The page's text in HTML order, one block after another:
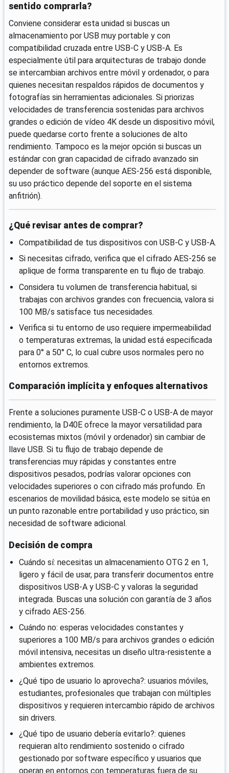
sentido comprarla?
Conviene considerar esta unidad si buscas un
almacenamiento por USB muy portable y con
compatibilidad cruzada entre USB-C y USB-A. Es
especialmente útil para arquitecturas de trabajo donde
se intercambian archivos entre móvil y ordenador, o para
quienes necesitan respaldos rápidos de documentos y
fotografías sin herramientas adicionales. Si priorizas
velocidades de transferencia sostenidas para archivos
grandes o edición de vídeo 4K desde un dispositivo móvil,
puede quedarse corto frente a soluciones de alto
rendimiento. Tampoco es la mejor opción si buscas un
estándar con gran capacidad de cifrado avanzado sin
depender de software (aunque AES-256 está disponible,
su uso práctico depende del soporte en el sistema
anfitrión).
¿Qué revisar antes de comprar?
Compatibilidad de tus dispositivos con USB-C y USB-A.
Si necesitas cifrado, verifica que el cifrado AES-256 se
aplique de forma transparente en tu flujo de trabajo.
Considera tu volumen de transferencia habitual, si
trabajas con archivos grandes con frecuencia, valora si
100 MB/s satisface tus necesidades.
Verifica si tu entorno de uso requiere impermeabilidad
o temperaturas extremas, la unidad está especificada
para 0° a 50° C, lo cual cubre usos normales pero no
entornos extremos.
Comparación implícita y enfoques alternativos
Frente a soluciones puramente USB-C o USB-A de mayor
rendimiento, la D40E ofrece la mayor versatilidad para
ecosistemas mixtos (móvil y ordenador) sin cambiar de
llave USB. Si tu flujo de trabajo depende de
transferencias muy rápidas y constantes entre
dispositivos pesados, podrías valorar opciones con
velocidades superiores o con cifrado más profundo. En
escenarios de movilidad básica, este modelo se sitúa en
un punto razonable entre portabilidad y uso práctico, sin
necesidad de software adicional.
Decisión de compra
Cuándo sí: necesitas un almacenamiento OTG 2 en 1,
ligero y fácil de usar, para transferir documentos entre
dispositivos USB-A y USB-C y valoras la seguridad
integrada. Buscas una solución con garantía de 3 años
y cifrado AES-256.
Cuándo no: esperas velocidades constantes y
superiores a 100 MB/s para archivos grandes o edición
móvil intensiva, necesitas un diseño ultra-resistente a
ambientes extremos.
¿Qué tipo de usuario lo aprovecha?: usuarios móviles,
estudiantes, profesionales que trabajan con múltiples
dispositivos y requieren intercambio rápido de archivos
sin drivers.
¿Qué tipo de usuario debería evitarlo?: quienes
requieran alto rendimiento sostenido o cifrado
gestionado por software específico y usuarios que
operan en entornos con temperaturas fuera de su